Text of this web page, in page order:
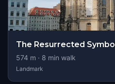
The Resurrected
574 m · 8 min walk
Landmark